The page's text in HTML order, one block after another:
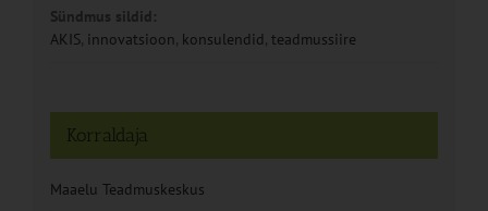
Sündmus sildid:
AKIS, innovatsioon, konsulendid, teadmussiire
Korraldaja
Maaelu Teadmuskeskus